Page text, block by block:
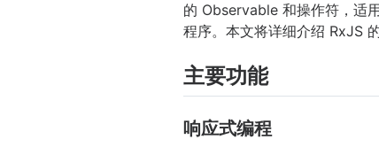
的 Observable 和操作符，适
程序。本文将详细介绍 RxJS
主要功能
响应式编程